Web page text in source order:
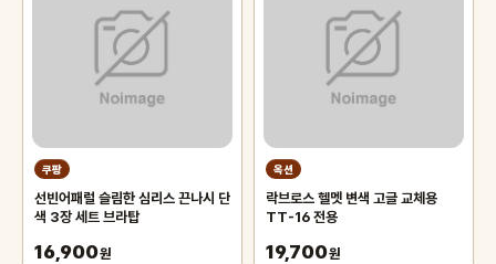
쿠팡
선빈어패럴 슬림한 심리스 끈나시 단
색 3장 세트 브라탑
16,900원
옥션
락브로스 헬멧 변색 고글 교체용
TT-16 전용
19,700원